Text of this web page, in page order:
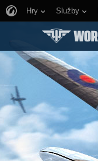
Hry Služby